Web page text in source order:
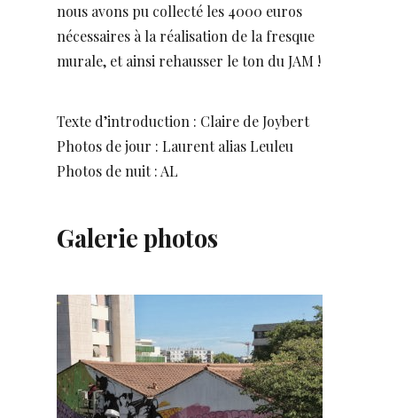
nous avons pu collecté les 4000 euros
nécessaires à la réalisation de la fresque
murale, et ainsi rehausser le ton du JAM !
Texte d’introduction : Claire de Joybert
Photos de jour : Laurent alias Leuleu
Photos de nuit : AL
Galerie photos